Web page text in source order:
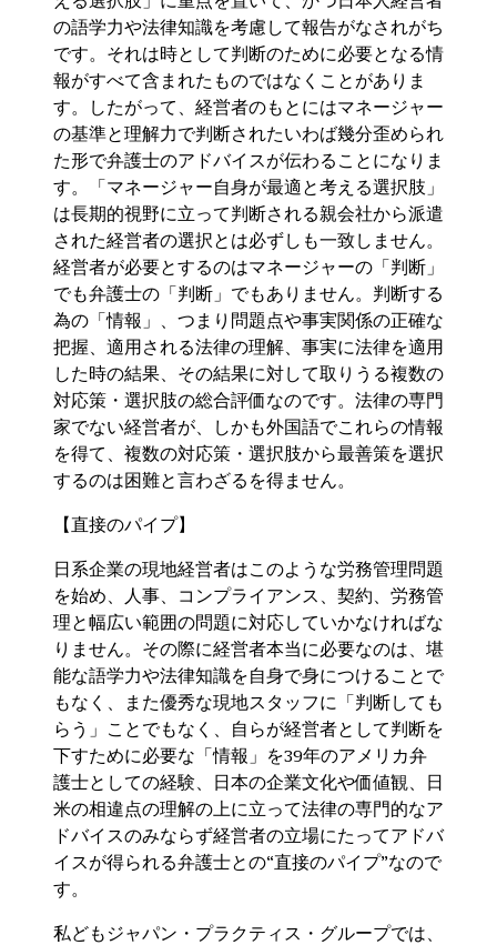
の語学力や法律知識を考慮して報告がなされがち
です。それは時として判断のために必要となる情
報がすべて含まれたものではなくことがありま
す。したがって、経営者のもとにはマネージャー
の基準と理解力で判断されたいわば幾分歪められ
た形で弁護士のアドバイスが伝わることになりま
す。「マネージャー自身が最適と考える選択肢」
は長期的視野に立って判断される親会社から派遣
された経営者の選択とは必ずしも一致しません。
経営者が必要とするのはマネージャーの「判断」
でも弁護士の「判断」でもありません。判断する
為の「情報」、つまり問題点や事実関係の正確な
把握、適用される法律の理解、事実に法律を適用
した時の結果、その結果に対して取りうる複数の
対応策・選択肢の総合評価なのです。法律の専門
家でない経営者が、しかも外国語でこれらの情報
を得て、複数の対応策・選択肢から最善策を選択
するのは困難と言わざるを得ません。
【直接のパイプ】
日系企業の現地経営者はこのような労務管理問題
を始め、人事、コンプライアンス、契約、労務管
理と幅広い範囲の問題に対応していかなければな
りません。その際に経営者本当に必要なのは、堪
能な語学力や法律知識を自身で身につけることで
もなく、また優秀な現地スタッフに「判断しても
らう」ことでもなく、自らが経営者として判断を
下すために必要な「情報」を39年のアメリカ弁
護士としての経験、日本の企業文化や価値観、日
米の相違点の理解の上に立って法律の専門的なア
ドバイスのみならず経営者の立場にたってアドバ
イスが得られる弁護士との“直接のパイプ”なので
す。
私どもジャパン・プラクティス・グループでは、